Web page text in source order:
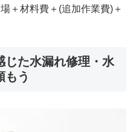
＋材料費＋(追加作業費)＋
じた水漏れ修理・水
もう